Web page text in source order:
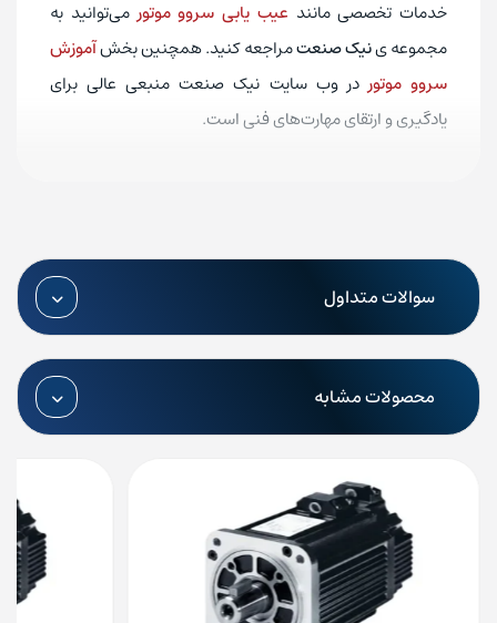
خدمات تخصصی مانند عیب یابی سروو موتورمی‌توانید به
مجموعه‌ ینیک صنعتمراجعه کنید. همچنین بخشآموزش
سروو موتوردر وب‌ سایت نیک صنعت منبعی عالی برای
یادگیری و ارتقای مهارت‌های فنی است.
سوالات متداول
محصولات مشابه